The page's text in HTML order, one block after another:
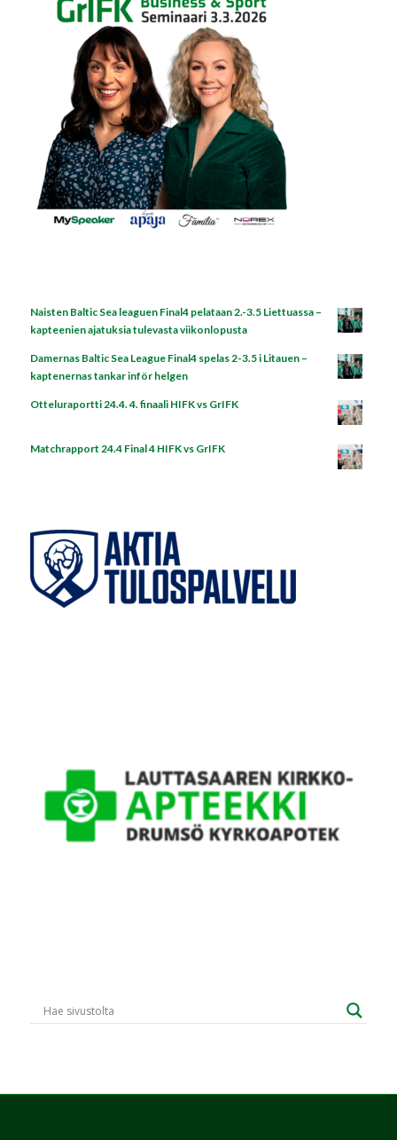
Naisten Baltic Sea leaguen Final4 pelataan 2.-3.5 Liettuassa –
kapteenien ajatuksia tulevasta viikonlopusta
Damernas Baltic Sea League Final4 spelas 2-3.5 i Litauen –
kaptenernas tankar inför helgen
Otteluraportti 24.4. 4. finaali HIFK vs GrIFK
Matchrapport 24.4 Final 4 HIFK vs GrIFK